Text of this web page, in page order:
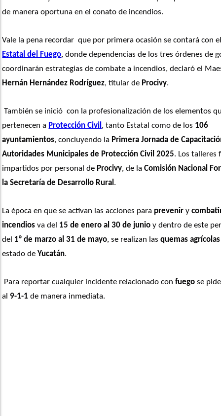
de manera oportuna en el conato de incendios.
Vale la pena recordar  que por primera ocasión se contará con
Estatal del Fuego, donde dependencias de los tres órdenes de
Hernán Hernández Rodríguez, titular de Procivy.
También se inició  con la profesionalización de los elementos
pertenecen a Protección Civil , tanto Estatal como de los 106
ayuntamientos, concluyendo la Primera Jornada de
Autoridades Municipales de Protección Civil 2025. Los talleres
impartidos por personal de Procivy, de la Comisión Nacional
la Secretaría de Desarrollo Rural .
La época en que se activan las acciones para prevenir y
incendios va del 15 de enero al 30 de junio y dentro de este
del 1° de marzo al 31 de mayo, se realizan las quemas agrícolas
estado de Yucatán.
Para reportar cualquier incidente relacionado con fuego se
al 9-1-1 de manera inmediata.